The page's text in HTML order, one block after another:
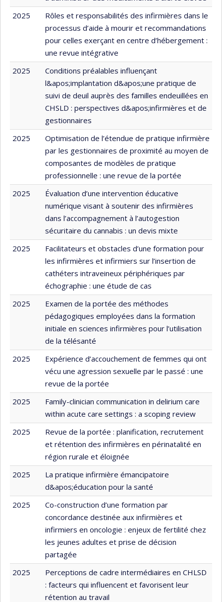
2025
Rôles et responsabilités des infirmières dans le
processus d’aide à mourir et recommandations
pour celles exerçant en centre d’hébergement :
une revue intégrative
2025
Conditions préalables influençant
l&apos;implantation d&apos;une pratique de
suivi de deuil auprès des familles endeuillées en
CHSLD : perspectives d&apos;infirmières et de
gestionnaires
2025
Optimisation de l’étendue de pratique infirmière
par les gestionnaires de proximité au moyen de
composantes de modèles de pratique
professionnelle : une revue de la portée
2025
Évaluation d’une intervention éducative
numérique visant à soutenir des infirmières
dans l’accompagnement à l’autogestion
sécuritaire du cannabis : un devis mixte
2025
Facilitateurs et obstacles d’une formation pour
les infirmières et infirmiers sur l’insertion de
cathéters intraveineux périphériques par
échographie : une étude de cas
2025
Examen de la portée des méthodes
pédagogiques employées dans la formation
initiale en sciences infirmières pour l’utilisation
de la télésanté
2025
Expérience d’accouchement de femmes qui ont
vécu une agression sexuelle par le passé : une
revue de la portée
2025
Family-clinician communication in delirium care
within acute care settings : a scoping review
2025
Revue de la portée : planification, recrutement
et rétention des infirmières en périnatalité en
région rurale et éloignée
2025
La pratique infirmière émancipatoire
d&apos;éducation pour la santé
2025
Co-construction d’une formation par
concordance destinée aux infirmières et
infirmiers en oncologie : enjeux de fertilité chez
les jeunes adultes et prise de décision
partagée
2025
Perceptions de cadre intermédiaires en CHLSD
: facteurs qui influencent et favorisent leur
rétention au travail